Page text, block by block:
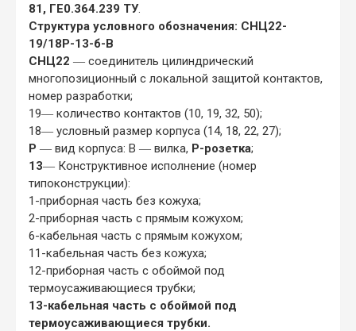
81, ГЕ0.364.239 ТУ.
Структура условного обозначения: СНЦ22-
19/18Р-13-б-В
СНЦ22 ― соединитель цилиндрический
многопозиционный с локальной защитой контактов,
номер разработки;
19― количество контактов (10, 19, 32, 50);
18― условный размер корпуса (14, 18, 22, 27);
Р ― вид корпуса: В ― вилка, Р-розетка;
13― Конструктивное исполнение (номер
типоконструкции):
1-приборная часть без кожуха;
2-приборная часть с прямым кожухом;
6-кабельная часть с прямым кожухом;
11-кабельная часть без кожуха;
12-приборная часть с обоймой под
термоусаживающиеся трубки;
13-кабельная часть с обоймой под
термоусаживающиеся трубки.